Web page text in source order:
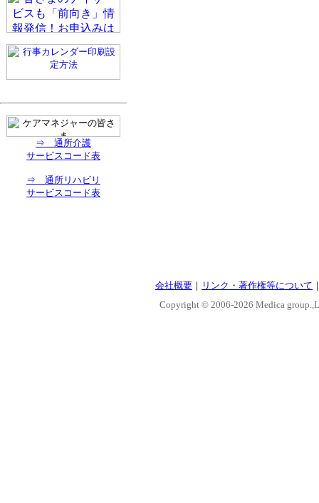
⇒ 通所介護
サービスコード表
⇒ 通所リハビリ
サービスコード表
会社概要 ｜ リンク・著作権等について
Copyright © 2006-2026 Medica